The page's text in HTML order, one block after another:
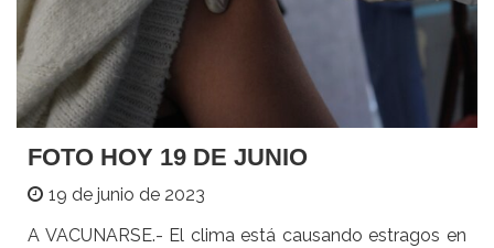
FOTO HOY 19 DE JUNIO
19 de junio de 2023
A VACUNARSE.- El clima está causando estragos en